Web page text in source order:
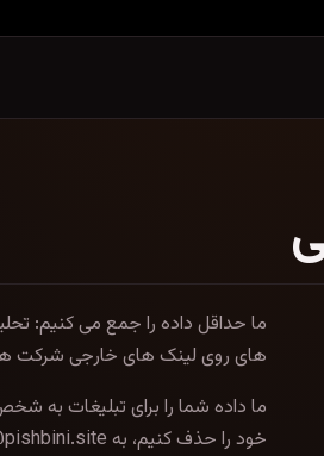
ما حداقل داده را جمع می کنیم:
های روی لینک های خارجی شرکت
ما داده شما را برای تبلیغات به
خود را حذف کنیم، به contact@pishbini.site بنویسید.